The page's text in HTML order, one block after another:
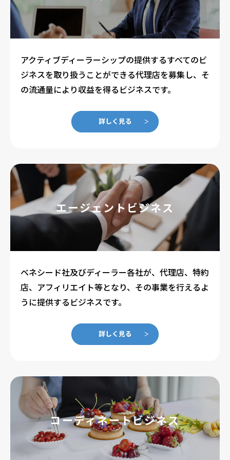
アクティブディーラーシップの提供するすべてのビ
ジネスを取り扱うことができる代理店を募集し、そ
の流通量により収益を得るビジネスです。
エージェントビジネス
ベネシード社及びディーラー各社が、代理店、特約
店、アフィリエイト等となり、その事業を行えるよ
うに提供するビジネスです。
コーディネートビジネス